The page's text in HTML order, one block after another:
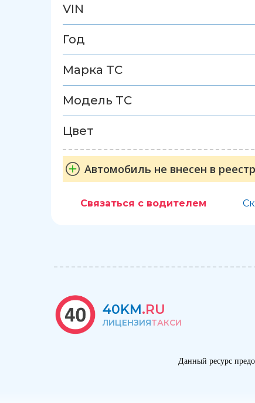
VIN
Год
Марка ТС
Модель ТС
Цвет
Автомобиль не внесен в
Связаться с водителем
40KM.RU
ЛИЦЕНЗИЯТАКСИ
Данный ресурс